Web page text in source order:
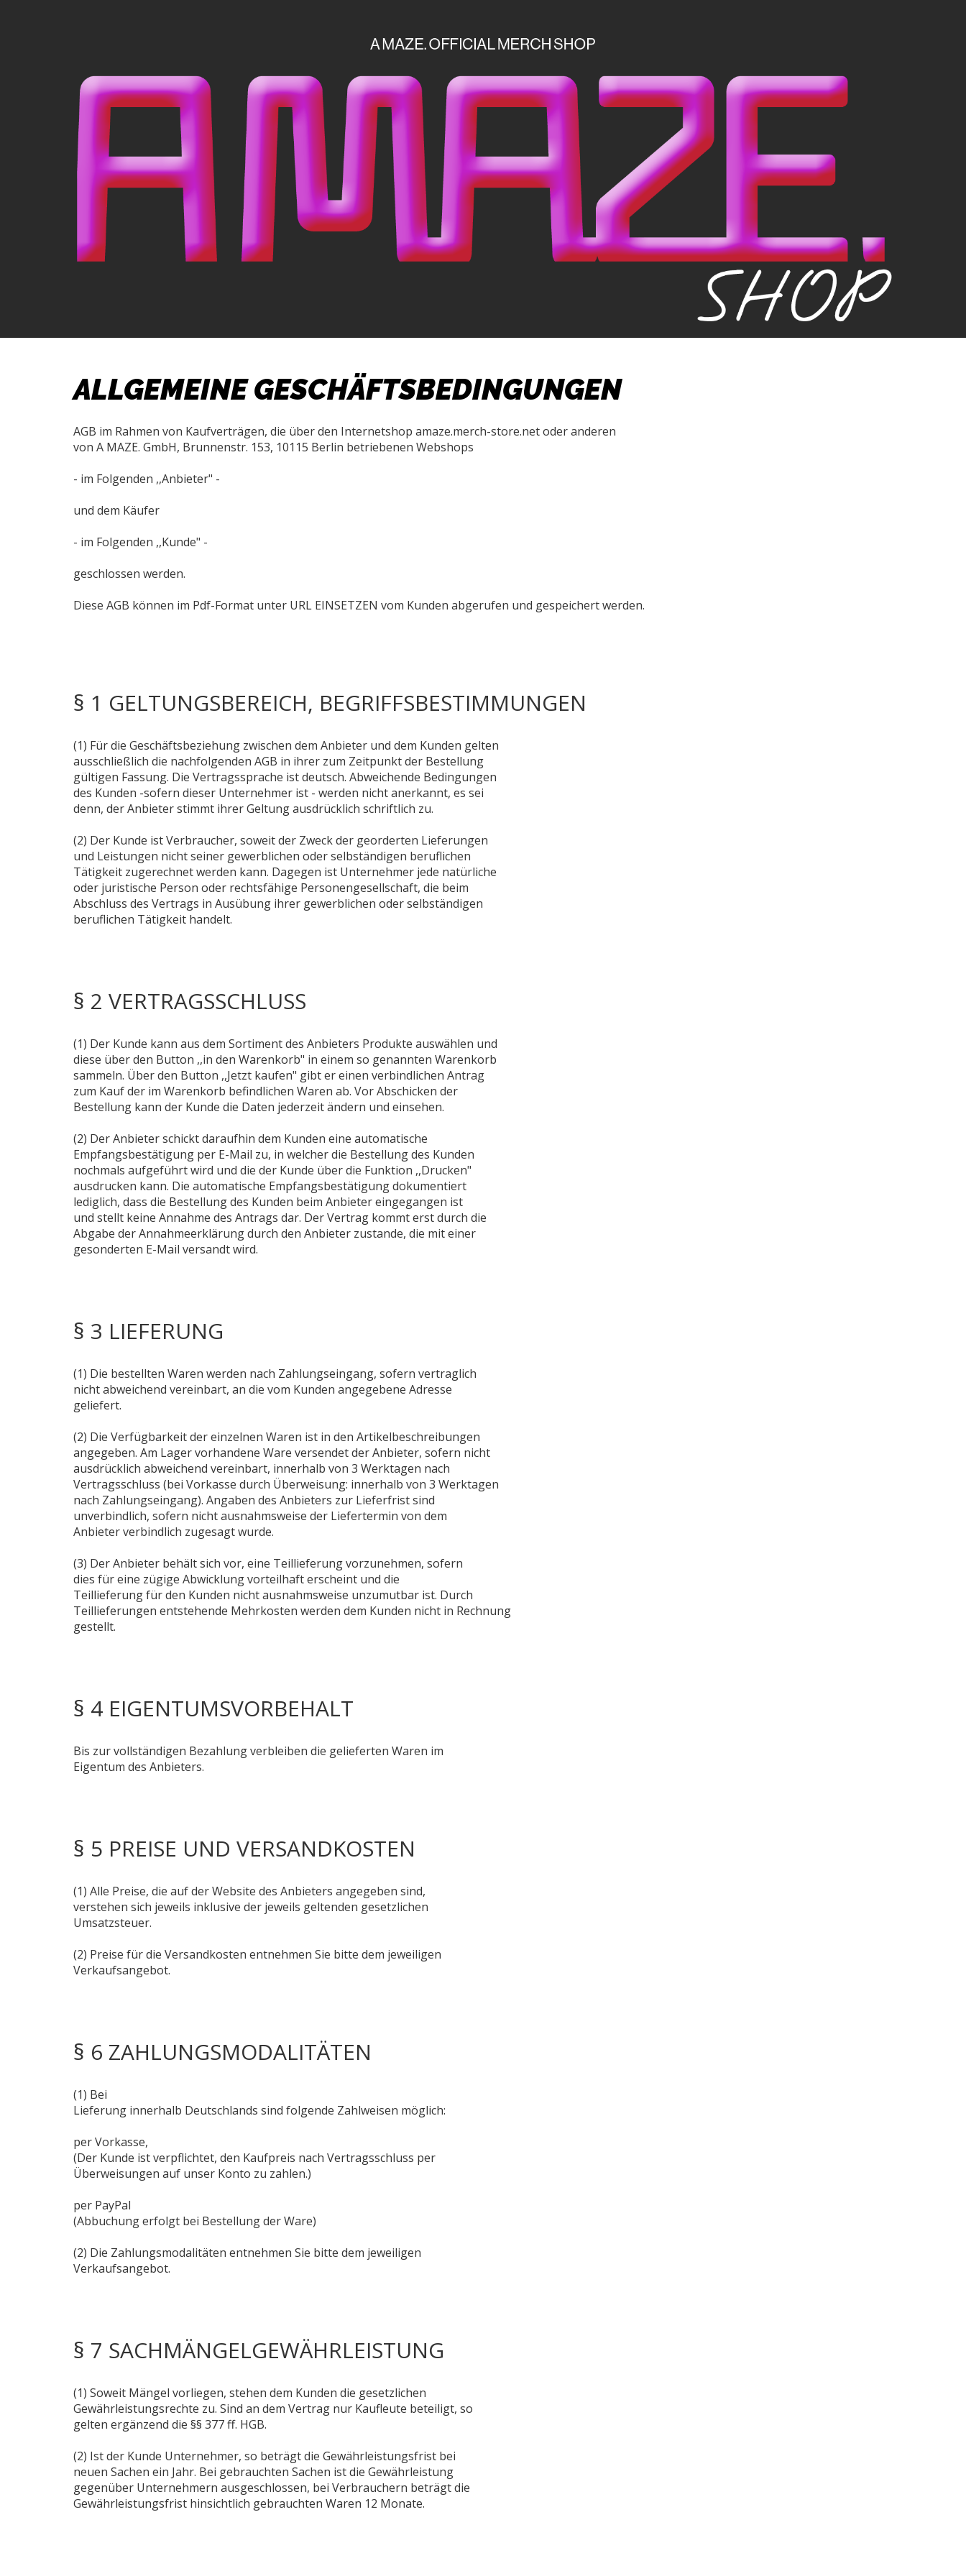
ALLGEMEINE GESCHÄFTSBEDINGUNGEN
AGB im Rahmen von Kaufverträgen, die über den Internetshop amaze.merch-store.net oder anderen
von A MAZE. GmbH, Brunnenstr. 153, 10115 Berlin betriebenen Webshops
- im Folgenden ,,Anbieter" -
und dem Käufer
- im Folgenden ,,Kunde" -
geschlossen werden.
Diese AGB können im Pdf-Format unter URL EINSETZEN vom Kunden abgerufen und gespeichert werden.
§ 1 GELTUNGSBEREICH, BEGRIFFSBESTIMMUNGEN
(1) Für die Geschäftsbeziehung zwischen dem Anbieter und dem Kunden gelten
ausschließlich die nachfolgenden AGB in ihrer zum Zeitpunkt der Bestellung
gültigen Fassung. Die Vertragssprache ist deutsch. Abweichende Bedingungen
des Kunden -sofern dieser Unternehmer ist - werden nicht anerkannt, es sei
denn, der Anbieter stimmt ihrer Geltung ausdrücklich schriftlich zu.
(2) Der Kunde ist Verbraucher, soweit der Zweck der georderten Lieferungen
und Leistungen nicht seiner gewerblichen oder selbständigen beruflichen
Tätigkeit zugerechnet werden kann. Dagegen ist Unternehmer jede natürliche
oder juristische Person oder rechtsfähige Personengesellschaft, die beim
Abschluss des Vertrags in Ausübung ihrer gewerblichen oder selbständigen
beruflichen Tätigkeit handelt.
§ 2 VERTRAGSSCHLUSS
(1) Der Kunde kann aus dem Sortiment des Anbieters Produkte auswählen und
diese über den Button ,,in den Warenkorb" in einem so genannten Warenkorb
sammeln. Über den Button ,,Jetzt kaufen" gibt er einen verbindlichen Antrag
zum Kauf der im Warenkorb befindlichen Waren ab. Vor Abschicken der
Bestellung kann der Kunde die Daten jederzeit ändern und einsehen.
(2) Der Anbieter schickt daraufhin dem Kunden eine automatische
Empfangsbestätigung per E-Mail zu, in welcher die Bestellung des Kunden
nochmals aufgeführt wird und die der Kunde über die Funktion ,,Drucken"
ausdrucken kann. Die automatische Empfangsbestätigung dokumentiert
lediglich, dass die Bestellung des Kunden beim Anbieter eingegangen ist
und stellt keine Annahme des Antrags dar. Der Vertrag kommt erst durch die
Abgabe der Annahmeerklärung durch den Anbieter zustande, die mit einer
gesonderten E-Mail versandt wird.
§ 3 LIEFERUNG
(1) Die bestellten Waren werden nach Zahlungseingang, sofern vertraglich
nicht abweichend vereinbart, an die vom Kunden angegebene Adresse
geliefert.
(2) Die Verfügbarkeit der einzelnen Waren ist in den Artikelbeschreibungen
angegeben. Am Lager vorhandene Ware versendet der Anbieter, sofern nicht
ausdrücklich abweichend vereinbart, innerhalb von 3 Werktagen nach
Vertragsschluss (bei Vorkasse durch Überweisung: innerhalb von 3 Werktagen
nach Zahlungseingang). Angaben des Anbieters zur Lieferfrist sind
unverbindlich, sofern nicht ausnahmsweise der Liefertermin von dem
Anbieter verbindlich zugesagt wurde.
(3) Der Anbieter behält sich vor, eine Teillieferung vorzunehmen, sofern
dies für eine zügige Abwicklung vorteilhaft erscheint und die
Teillieferung für den Kunden nicht ausnahmsweise unzumutbar ist. Durch
Teillieferungen entstehende Mehrkosten werden dem Kunden nicht in Rechnung
gestellt.
§ 4 EIGENTUMSVORBEHALT
Bis zur vollständigen Bezahlung verbleiben die gelieferten Waren im
Eigentum des Anbieters.
§ 5 PREISE UND VERSANDKOSTEN
(1) Alle Preise, die auf der Website des Anbieters angegeben sind,
verstehen sich jeweils inklusive der jeweils geltenden gesetzlichen
Umsatzsteuer.
(2) Preise für die Versandkosten entnehmen Sie bitte dem jeweiligen
Verkaufsangebot.
§ 6 ZAHLUNGSMODALITÄTEN
(1) Bei
Lieferung innerhalb Deutschlands sind folgende Zahlweisen möglich:
per Vorkasse,
(Der Kunde ist verpflichtet, den Kaufpreis nach Vertragsschluss per
Überweisungen auf unser Konto zu zahlen.)
per PayPal
(Abbuchung erfolgt bei Bestellung der Ware)
(2) Die Zahlungsmodalitäten entnehmen Sie bitte dem jeweiligen
Verkaufsangebot.
§ 7 SACHMÄNGELGEWÄHRLEISTUNG
(1) Soweit Mängel vorliegen, stehen dem Kunden die gesetzlichen
Gewährleistungsrechte zu. Sind an dem Vertrag nur Kaufleute beteiligt, so
gelten ergänzend die §§ 377 ff. HGB.
(2) Ist der Kunde Unternehmer, so beträgt die Gewährleistungsfrist bei
neuen Sachen ein Jahr. Bei gebrauchten Sachen ist die Gewährleistung
gegenüber Unternehmern ausgeschlossen, bei Verbrauchern beträgt die
Gewährleistungsfrist hinsichtlich gebrauchten Waren 12 Monate.